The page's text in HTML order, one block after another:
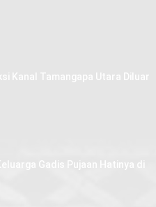
Kanal Tamangapa Utara Diluar
Gadis Pujaan Hatinya di